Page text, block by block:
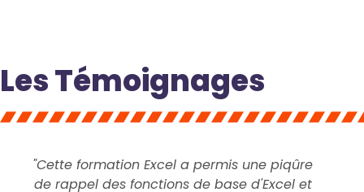
Les Témoignages
"Cette formation Excel a permis une piqûre
de rappel des fonctions de base d'Excel et